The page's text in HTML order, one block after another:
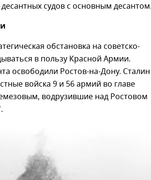
судов с основным десантом.
обстановка на советско-
в пользу Красной Армии.
освободили Ростов-на-Дону. Сталин
войска 9 и 56 армий во главе
водрузившие над Ростовом